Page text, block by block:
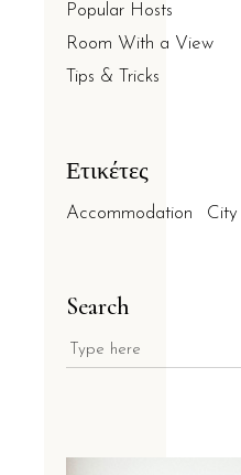
Popular Hosts
Room With a View
Tips & Tricks
Ετικέτες
Accommodation City
Search